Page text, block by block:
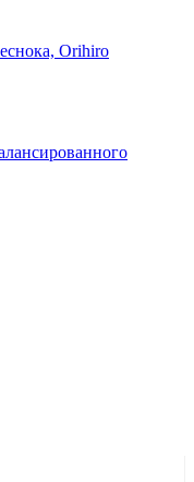
Orihiro